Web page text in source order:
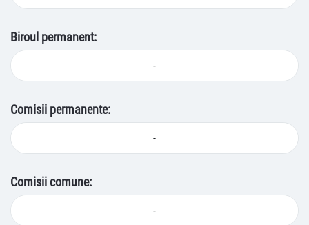
Biroul permanent:
-
Comisii permanente:
-
Comisii comune:
-